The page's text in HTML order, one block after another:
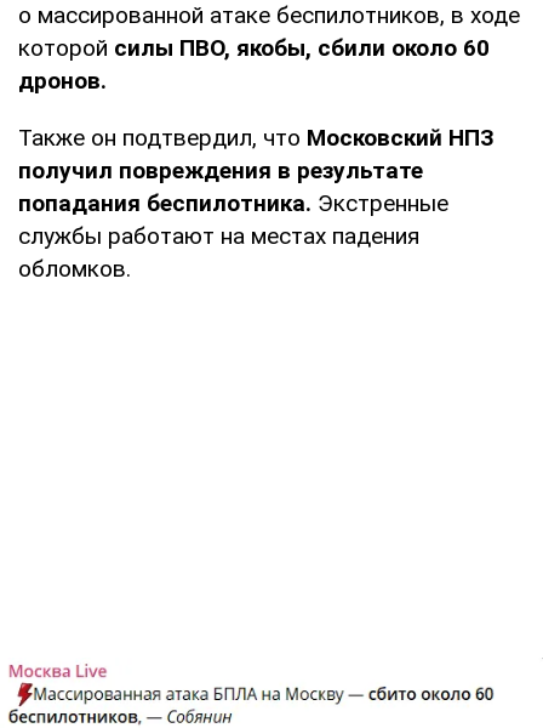
о массированной атаке беспилотников, в ходе
которой силы ПВО, якобы, сбили около 60
дронов.
Также он подтвердил, что Московский НПЗ
получил повреждения в результате
попадания беспилотника. Экстренные
службы работают на местах падения
обломков.